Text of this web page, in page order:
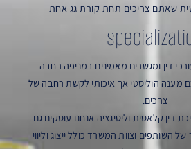
שאתם צריכים תחת קורת גג אחת
דין ומגשרים מאמינים במניפה רחבה
הוליסטי אך איכותי לקשת רחבה של
צרכים.
דין קלאסית וליטיגציה אנחנו עוסקים גם
השותפים וצוות המשרד כולל ייצוג וליווי